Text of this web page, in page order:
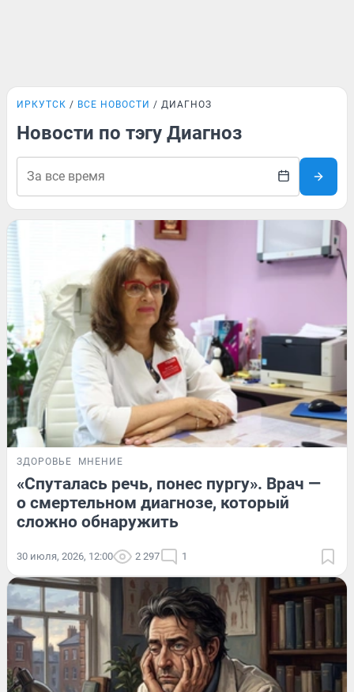
ИРКУТСК ВСЕ НОВОСТИ ДИАГНОЗ
Новости по тэгу Диагноз
ЗДОРОВЬЕ МНЕНИЕ
«Спуталась речь, понес пургу». Врач —
о смертельном диагнозе, который
сложно обнаружить
30 июля, 2026, 12:00 2 297 1